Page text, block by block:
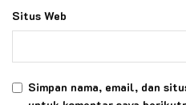
Situs Web
Simpan nama, email, dan